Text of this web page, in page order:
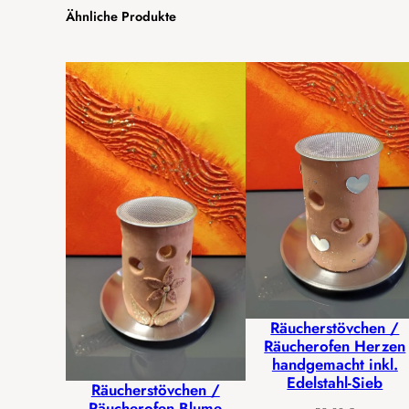
Ähnliche Produkte
Räucherstövchen /
Räucherstövchen /
Räucherofen Herzen
handgemacht inkl.
Edelstahl-Sieb